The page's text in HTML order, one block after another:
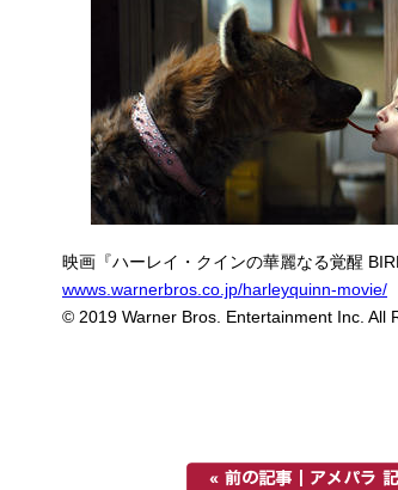
映画『ハーレイ・クインの華麗なる覚醒
wwws.warnerbros.co.jp/harleyquinn-movie/
© 2019 Warner Bros. Entertainment Inc. All